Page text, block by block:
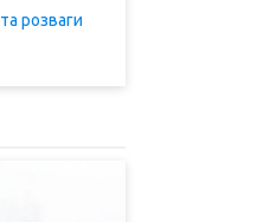
розваги